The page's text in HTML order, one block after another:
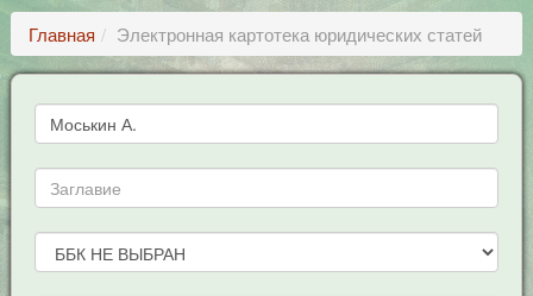
Главная Электронная картотека юридических статей